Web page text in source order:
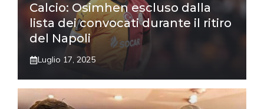
Calcio: Osimhen escluso dalla
lista dei convocati durante il ritiro
del Napoli
Luglio 17, 2025